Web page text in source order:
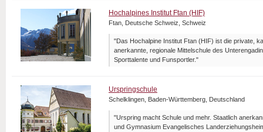
Hochalpines Institut Ftan (HIF)
Ftan, Deutsche Schweiz, Schweiz
"Das Hochalpine Institut Ftan (HIF) ist die private,
anerkannte, regionale Mittelschule des
Sporttalente und Funsportler."
Urspringschule
Schelklingen, Baden-Württemberg, Deutschland
"Urspring macht Schule und mehr. Staatlich
und Gymnasium Evangelisches